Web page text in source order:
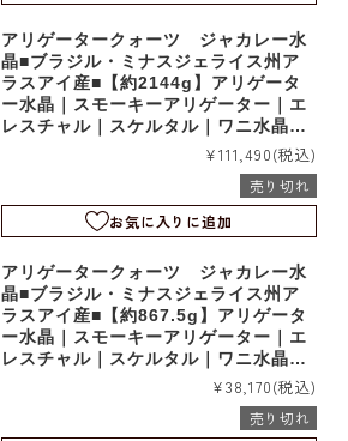
アリゲータークォーツ ジャカレー水
晶■ブラジル・ミナスジェライス州ア
ラスアイ産■【約2144g】アリゲータ
ー水晶｜スモーキーアリゲーター｜エ
レスチャル｜スケルタル｜ワニ水晶｜r
¥111,490(税込)
売り切れ
お気に入りに追加
アリゲータークォーツ ジャカレー水
晶■ブラジル・ミナスジェライス州ア
ラスアイ産■【約867.5g】アリゲータ
ー水晶｜スモーキーアリゲーター｜エ
レスチャル｜スケルタル｜ワニ水晶｜r
¥38,170(税込)
売り切れ